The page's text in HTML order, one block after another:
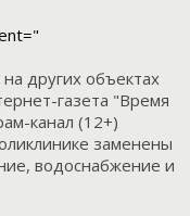
других объектах
газета "Время
канал (12+)
заменены
водоснабжение и